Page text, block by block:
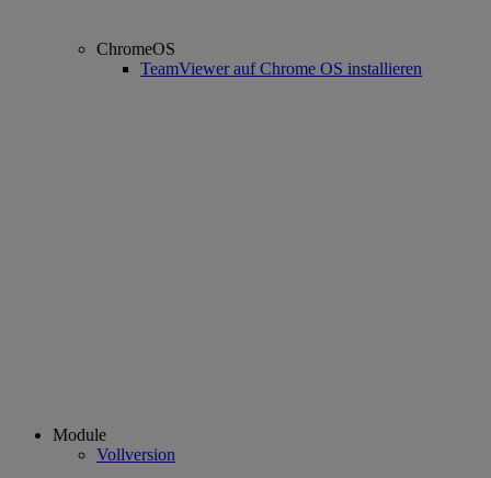
ChromeOS
TeamViewer auf Chrome OS installieren
Module
Vollversion